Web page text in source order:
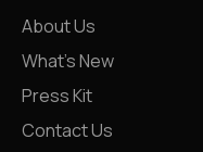
About Us
What’s New
Press Kit
Contact Us